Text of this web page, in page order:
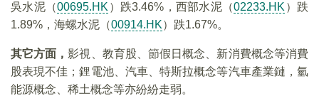
吳水泥（00695.HK ）跌3.46%，西部水泥（02233.HK ）跌
1.89%，海螺水泥（00914.HK）跌1.67%。
其它方面，影視、教育股、節假日概念、新消費概念等消費
股表現不佳；鋰電池、汽車、特斯拉概念等汽車產業鏈，氫
能源概念、稀土概念等亦紛紛走弱。